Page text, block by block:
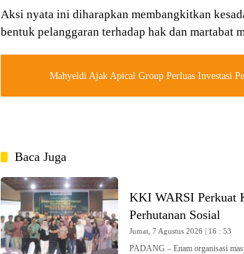
Aksi nyata ini diharapkan membangkitkan
bentuk pelanggaran terhadap hak dan martabat
Mahyeldi Ajak Apical Group Perluas Investasi
Baca Juga
KKI WARSI Perkuat
Perhutanan Sosial
Jumat, 7 Agustus 2026 | 16 : 53
PADANG – Enam organisasi